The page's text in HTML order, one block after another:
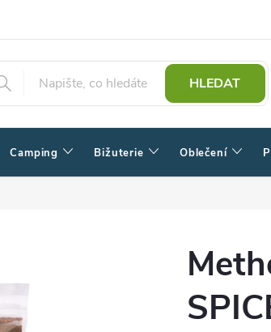
HLEDAT
Camping Bižuterie Oblečení